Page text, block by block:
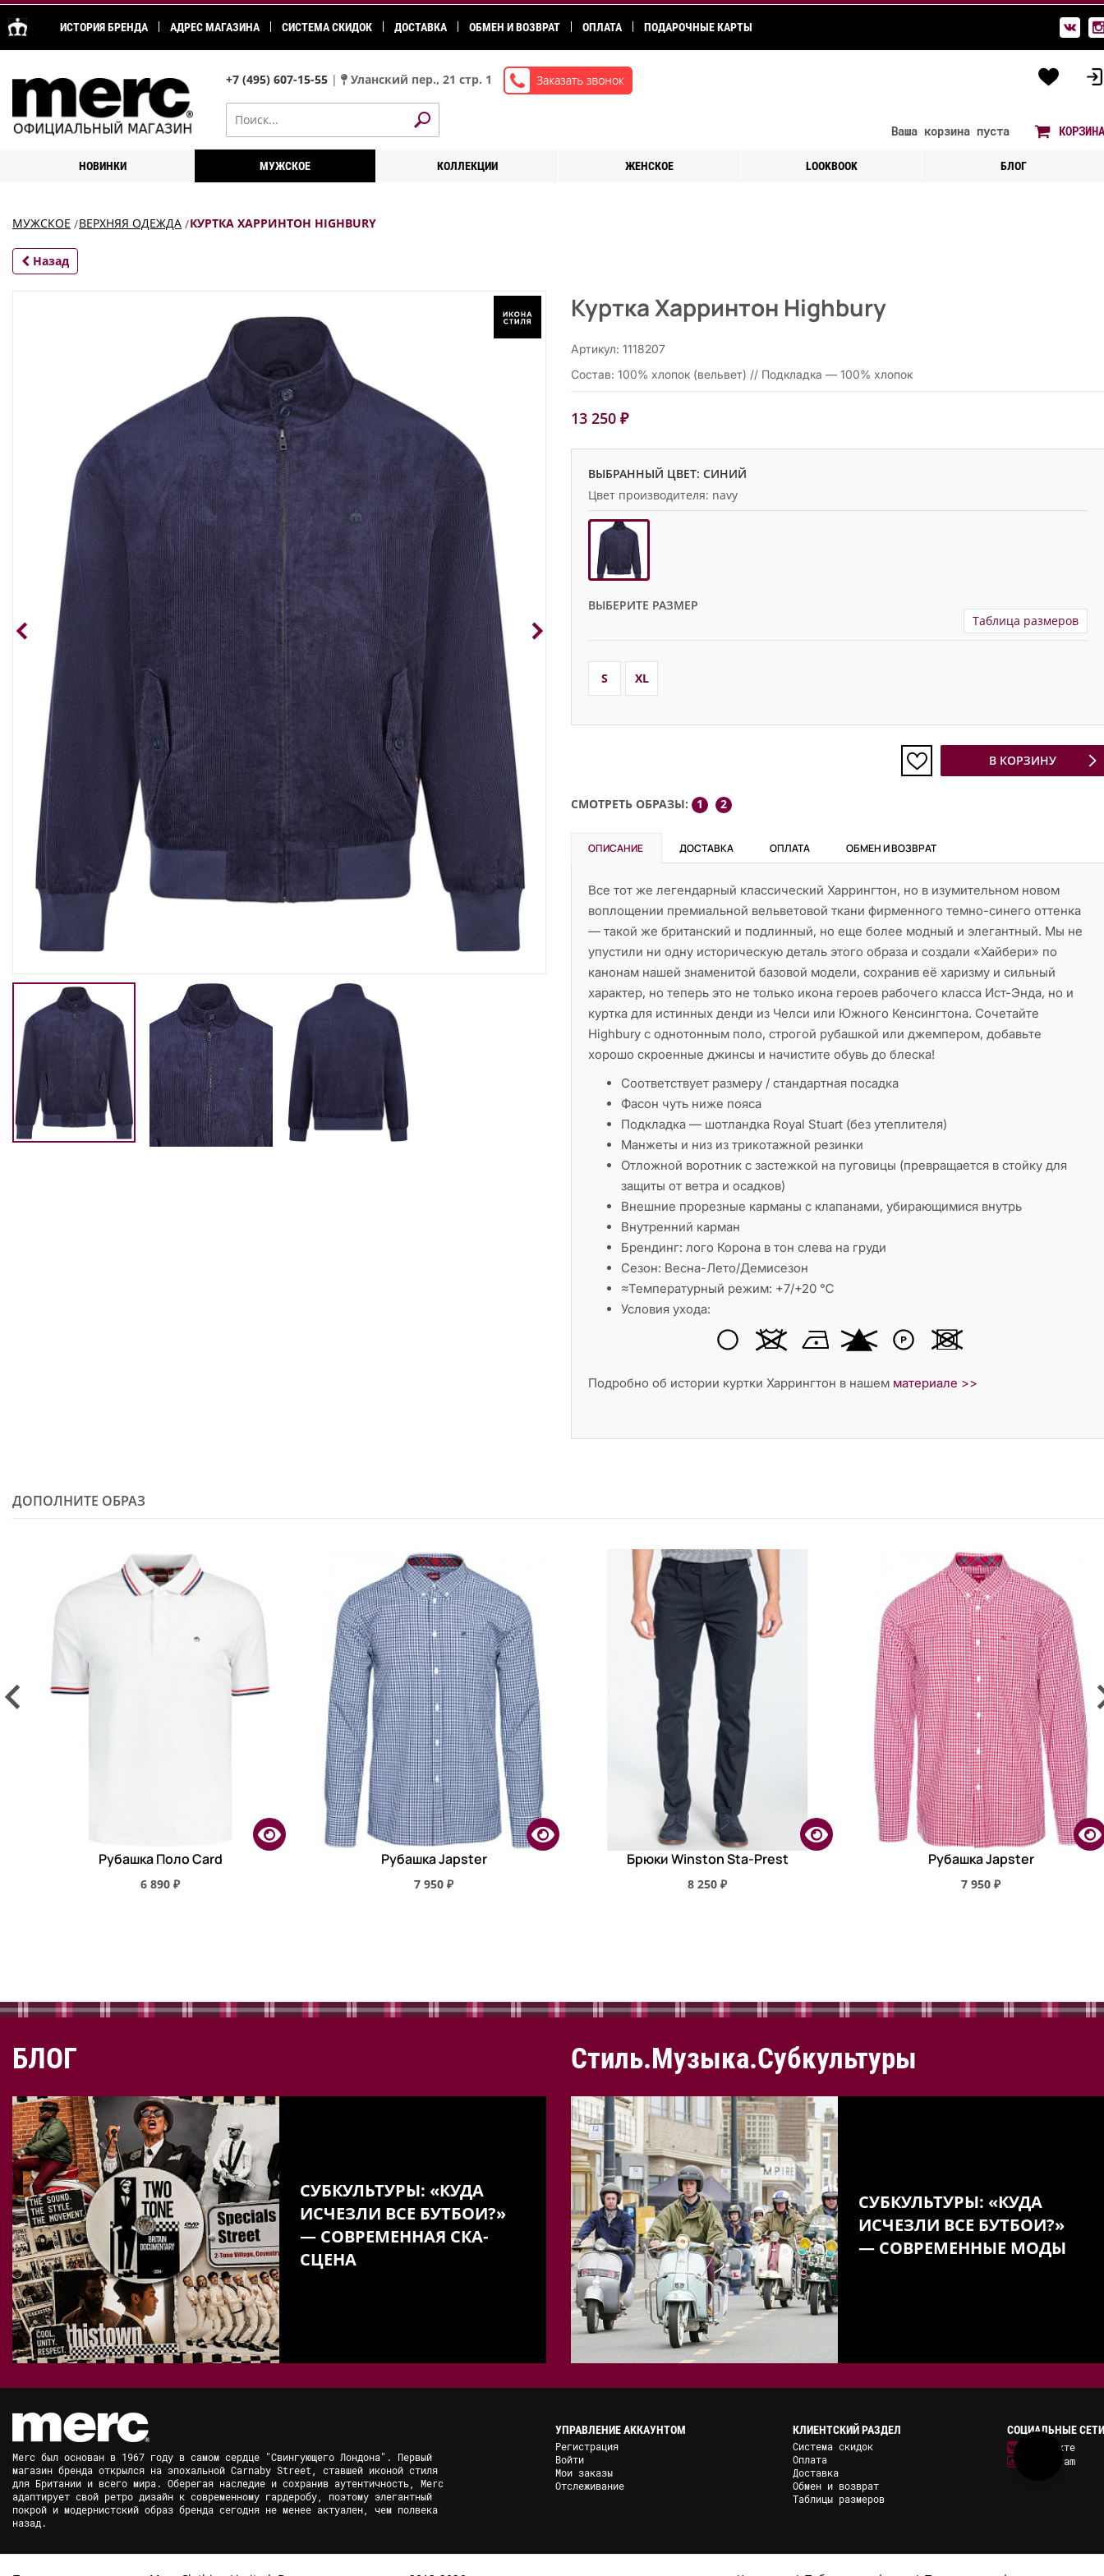
ИСТОРИЯ БРЕНДА АДРЕС МАГАЗИНА СИСТЕМА СКИДОК ДОСТАВКА ОБМЕН И ВОЗВРАТ ОПЛАТА ПОДАРОЧНЫЕ КАРТЫ
+7 (495) 607-15-55 | Уланский пер., 21 стр. 1
Ваша корзина пуста КОРЗИНА
НОВИНКИ МУЖСКОЕ КОЛЛЕКЦИИ ЖЕНСКОЕ LOOKBOOK БЛОГ
МУЖСКОЕ ВЕРХНЯЯ ОДЕЖДА КУРТКА ХАРРИНТОН HIGHBURY
Назад
Куртка Харринтон Highbury
Артикул: 1118207
Состав: 100% хлопок (вельвет) // Подкладка — 100% хлопок
13 250 ₽
ВЫБРАННЫЙ ЦВЕТ: СИНИЙ
Цвет производителя: navy
ВЫБЕРИТЕ РАЗМЕР
Таблица размеров
S XL
В КОРЗИНУ
СМОТРЕТЬ ОБРАЗЫ: 1 2
ОПИСАНИЕ ДОСТАВКА ОПЛАТА ОБМЕН И ВОЗВРАТ
Все тот же легендарный классический Харрингтон, но в изумительном новом
воплощении премиальной вельветовой ткани фирменного темно-синего оттенка
— такой же британский и подлинный, но еще более модный и элегантный. Мы не
упустили ни одну историческую деталь этого образа и создали «Хайбери» по
канонам нашей знаменитой базовой модели, сохранив её харизму и сильный
характер, но теперь это не только икона героев рабочего класса Ист-Энда, но и
куртка для истинных денди из Челси или Южного Кенсингтона. Сочетайте
Highbury с однотонным поло, строгой рубашкой или джемпером, добавьте
хорошо скроенные джинсы и начистите обувь до блеска!
Соответствует размеру / стандартная посадка
Фасон чуть ниже пояса
Подкладка — шотландка Royal Stuart (без утеплителя)
Манжеты и низ из трикотажной резинки
Отложной воротник с застежкой на пуговицы (превращается в стойку для
защиты от ветра и осадков)
Внешние прорезные карманы с клапанами, убирающимися внутрь
Внутренний карман
Брендинг: лого Корона в тон слева на груди
Сезон: Весна-Лето/Демисезон
≈Температурный режим: +7/+20 ℃
Условия ухода:
Подробно об истории куртки Харрингтон в нашем материале >>
ДОПОЛНИТЕ ОБРАЗ
Рубашка Поло Card
6 890 ₽
Рубашка Japster
7 950 ₽
Брюки Winston Sta-Prest
8 250 ₽
Рубашка Japster
7 950 ₽
БЛОГ
СУБКУЛЬТУРЫ: «КУДА
ИСЧЕЗЛИ ВСЕ БУТБОИ?»
— СОВРЕМЕННАЯ СКА-
СЦЕНА
Стиль.Музыка.Субкультуры
СУБКУЛЬТУРЫ: «КУДА
ИСЧЕЗЛИ ВСЕ БУТБОИ?»
— СОВРЕМЕННЫЕ МОДЫ
Merc был основан в 1967 году в самом сердце "Свингующего Лондона". Первый
магазин бренда открылся на эпохальной Carnaby Street, ставшей иконой стиля
для Британии и всего мира. Оберегая наследие и сохранив аутентичность, Merc
адаптирует свой ретро дизайн к современному гардеробу, поэтому элегантный
покрой и модернистский образ бренда сегодня не менее актуален, чем полвека
назад.
УПРАВЛЕНИЕ АККАУНТОМ
Регистрация
Войти
Мои заказы
Отслеживание
КЛИЕНТСКИЙ РАЗДЕЛ
Система скидок
Оплата
Доставка
Обмен и возврат
Таблицы размеров
СОЦИАЛЬНЫЕ СЕТИ
ВКонтакте
Instagram